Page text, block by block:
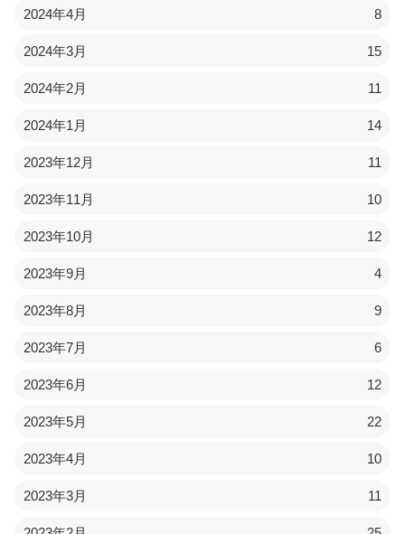
2024年4月 8
2024年3月 15
2024年2月 11
2024年1月 14
2023年12月 11
2023年11月 10
2023年10月 12
2023年9月 4
2023年8月 9
2023年7月 6
2023年6月 12
2023年5月 22
2023年4月 10
2023年3月 11